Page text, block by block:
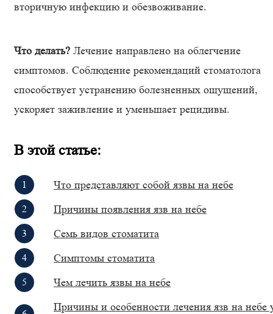
вторичную инфекцию и обезвоживание.
Что делать? Лечение направлено на облегчение
симптомов. Соблюдение рекомендаций стоматолога
способствует устранению болезненных ощущений,
ускоряет заживление и уменьшает рецидивы.
В этой статье:
Что представляют собой язвы на небе
Причины появления язв на небе
Семь видов стоматита
Симптомы стоматита
Чем лечить язвы на небе
Причины и особенности лечения язв на небе